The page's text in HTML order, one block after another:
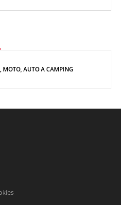
MOTO, AUTO A CAMPING